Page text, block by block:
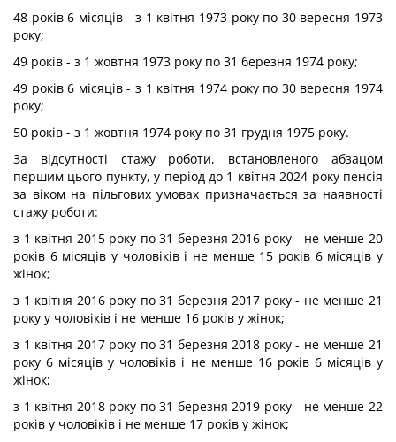
48 років 6 місяців - з 1 квітня 1973 року по 30 вересня 1973
року;
49 років - з 1 жовтня 1973 року по 31 березня 1974 року;
49 років 6 місяців - з 1 квітня 1974 року по 30 вересня 1974
року;
50 років - з 1 жовтня 1974 року по 31 грудня 1975 року.
За відсутності стажу роботи, встановленого абзацом
першим цього пункту, у період до 1 квітня 2024 року пенсія
за віком на пільгових умовах призначається за наявності
стажу роботи:
з 1 квітня 2015 року по 31 березня 2016 року - не менше 20
років 6 місяців у чоловіків і не менше 15 років 6 місяців у
жінок;
з 1 квітня 2016 року по 31 березня 2017 року - не менше 21
року у чоловіків і не менше 16 років у жінок;
з 1 квітня 2017 року по 31 березня 2018 року - не менше 21
року 6 місяців у чоловіків і не менше 16 років 6 місяців у
жінок;
з 1 квітня 2018 року по 31 березня 2019 року - не менше 22
років у чоловіків і не менше 17 років у жінок;